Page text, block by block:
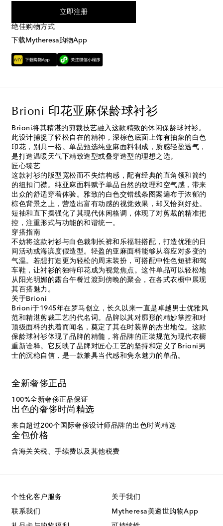
立即注册
绝佳购物方式
下载Mytheresa购物App
Brioni 印花亚麻保龄球衬衫
Brioni将其精湛的剪裁技艺融入这款精致的休闲保龄球衬衫。
此设计捕捉了轻松自在的精神，深棕色底面上饰有抽象的白色
印花，别具一格。单品甄选纯亚麻面料制成，质感轻盈透气，
是打造温暖天气下精致造型或叠穿造型的理想之选。
匠心臻艺
这款衬衫的版型宽松而不失结构感，配有经典的直角领和简约
的纽扣门襟。纯亚麻面料赋予单品自然的纹理和空气感，带来
出众的舒适穿着体验。雅致的白色交错线条图案遍布于浓郁的
棕色背景之上，营造出富有动感的视觉效果，却又恰到好处。
短袖和直下摆强化了其现代休闲格调，体现了对剪裁的精准把
控，注重形式与功能的和谐统一。
穿搭指南
不妨将这款衬衫与白色裁制长裤和乐福鞋搭配，打造优雅的日
间活动或海滨度假造型。轻盈的亚麻面料能够从容应对多变的
气温。若想打造更为轻松的周末装扮，可搭配中性色短裤和驾
车鞋，让衬衫的独特印花成为视觉焦点。这件单品可以轻松地
从阳光明媚的露台午餐过渡到傍晚的聚会，在各式衣橱中展现
其百搭魅力。
关于Brioni
Brioni于1945年在罗马创立，长久以来一直是卓越男士优雅风
范和精湛剪裁工艺的代名词。品牌以其对廓形的精妙掌控和对
顶级面料的执着而闻名，奠定了其在时装界的杰出地位。这款
保龄球衬衫体现了品牌的精髓，将品牌的正装规范为现代衣橱
重新诠释。它反映了品牌对匠心工艺的坚持和定义了Brioni男
士的沉稳自信，是一款兼具当代感和隽永魅力的单品。
全新奢侈正品
100%全新奢侈正品保证
出色的奢侈时尚精选
来自超过200个国际奢侈设计师品牌的出色时尚精选
全包价格
含海关关税、手续费以及其他税费
个性化客户服务
联系我们
关于我们
Mytheresa美遴世购物App